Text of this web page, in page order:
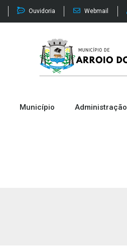
Ouvidoria Webmail
Município Administração